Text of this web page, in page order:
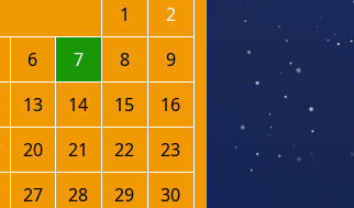
1
2
6 7 8
9
13 14 15
16
20 21 22
23
27 28 29
30